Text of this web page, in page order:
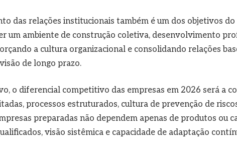
das relações institucionais também é um dos objetivos
um ambiente de construção coletiva, desenvolvimento
a cultura organizacional e consolidando relações
de longo prazo.
o diferencial competitivo das empresas em 2026 será a
processos estruturados, cultura de prevenção de
preparadas não dependem apenas de produtos ou
visão sistêmica e capacidade de adaptação